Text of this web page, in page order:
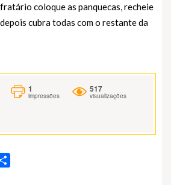
coloque as panquecas, recheie
cubra todas com o restante da
1
impressões
517
visualizações